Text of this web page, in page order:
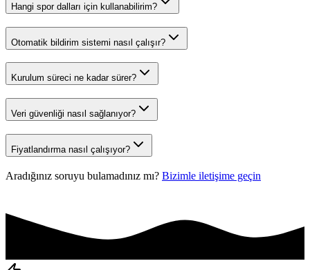
Hangi spor dalları için kullanabilirim?
Otomatik bildirim sistemi nasıl çalışır?
Kurulum süreci ne kadar sürer?
Veri güvenliği nasıl sağlanıyor?
Fiyatlandırma nasıl çalışıyor?
Aradığınız soruyu bulamadınız mı? Bizimle iletişime geçin